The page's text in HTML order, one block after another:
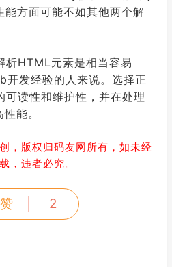
方面可能不如其他两个解
析HTML元素是相当容易
开发经验的人来说。选择正
可读性和维护性，并在处理
能。
，版权归码友网所有，如未经
，违者必究。
赞 2